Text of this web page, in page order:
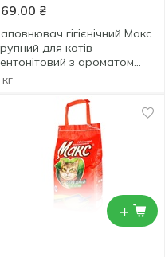
₴
гігієнічний Макс
для котів
з ароматом
5кг
+